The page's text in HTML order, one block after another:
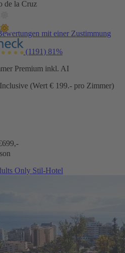
de la Cruz
mit einer Zustimmung
(1191) 81%
Premium inkl. AI
(Wert € 199.- pro Zimmer)
699,-
Only Stil-Hotel